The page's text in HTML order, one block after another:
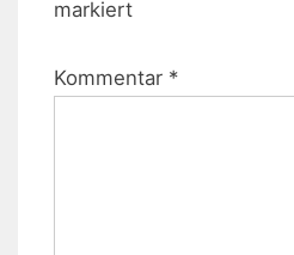
markiert
Kommentar *